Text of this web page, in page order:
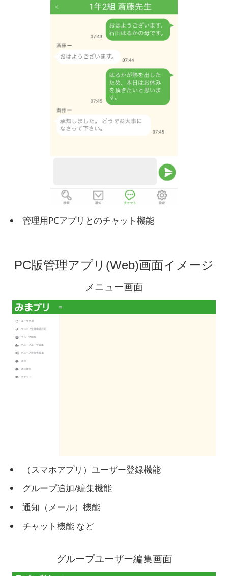
管理用PCアプリとのチャット機能
PC版管理アプリ(Web)画面イメージ
メニュー画面
（スマホアプリ）ユーザー登録機能
グループ追加/編集機能
通知（メール）機能
チャット機能 など
グループユーザー編集画面